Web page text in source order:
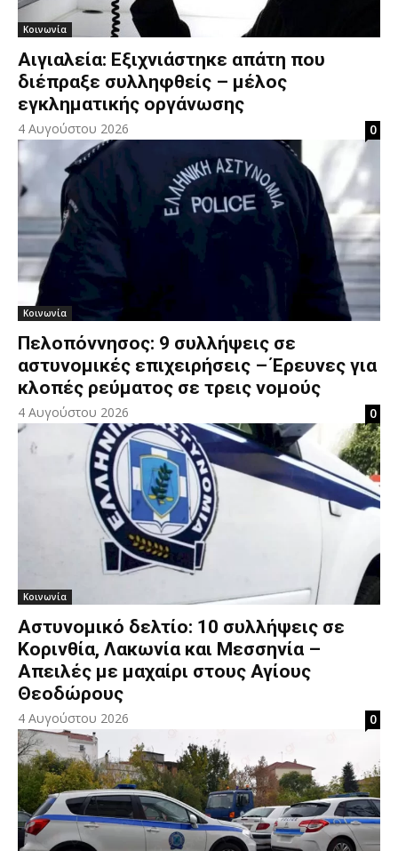
Κοινωνία
Αιγιαλεία: Εξιχνιάστηκε απάτη που
διέπραξε συλληφθείς – μέλος
εγκληματικής οργάνωσης
4 Αυγούστου 2026 0
Κοινωνία
Πελοπόννησος: 9 συλλήψεις σε
αστυνομικές επιχειρήσεις – Έρευνες για
κλοπές ρεύματος σε τρεις νομούς
4 Αυγούστου 2026 0
Κοινωνία
Αστυνομικό δελτίο: 10 συλλήψεις σε
Κορινθία, Λακωνία και Μεσσηνία –
Απειλές με μαχαίρι στους Αγίους
Θεοδώρους
4 Αυγούστου 2026 0